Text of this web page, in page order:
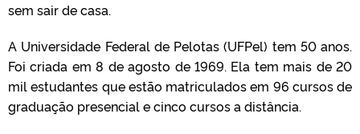
sem sair de casa.
A Universidade Federal de Pelotas (UFPel) tem 50 anos.
Foi criada em 8 de agosto de 1969. Ela tem mais de 20
mil estudantes que estão matriculados em 96 cursos de
graduação presencial e cinco cursos a distância.